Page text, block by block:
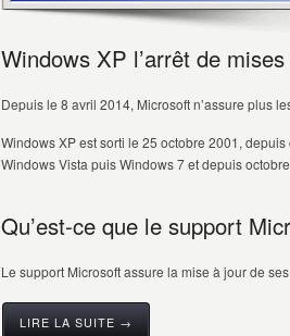
Windows XP l’arrêt de
Depuis le 8 avril 2014, Microsoft n’assure plus
Windows XP est sorti le 25 octobre 2001,
Windows Vista puis Windows 7 et depuis
Qu’est-ce que le support
Le support Microsoft assure la mise à jour de
LIRE LA SUITE →